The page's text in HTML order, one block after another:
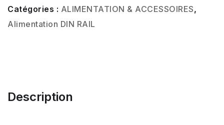
Catégories : ALIMENTATION & ACCESSOIRES,
Alimentation DIN RAIL
Description